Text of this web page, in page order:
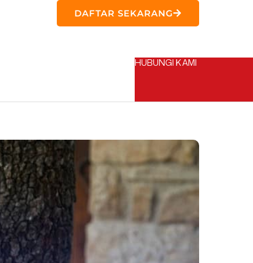
DAFTAR SEKARANG
HUBUNGI KAMI